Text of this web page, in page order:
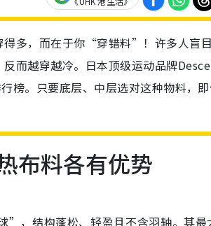
得多，而在于你“穿错料”！许多人盲
而越穿越冷。日本顶级运动品牌
榜。只要底层、中层选对这种物料，
布料各有优势
”，结构蓬松、轻盈且不含羽轴。其最